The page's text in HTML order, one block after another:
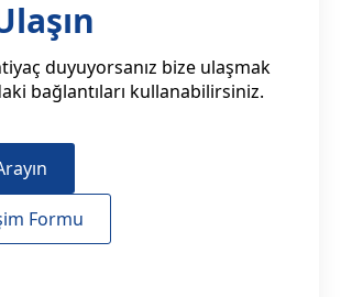
duyuyorsanız bize ulaşmak
bağlantıları kullanabilirsiniz.
Formu